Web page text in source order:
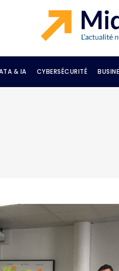
& IA CYBERSÉCURITÉ